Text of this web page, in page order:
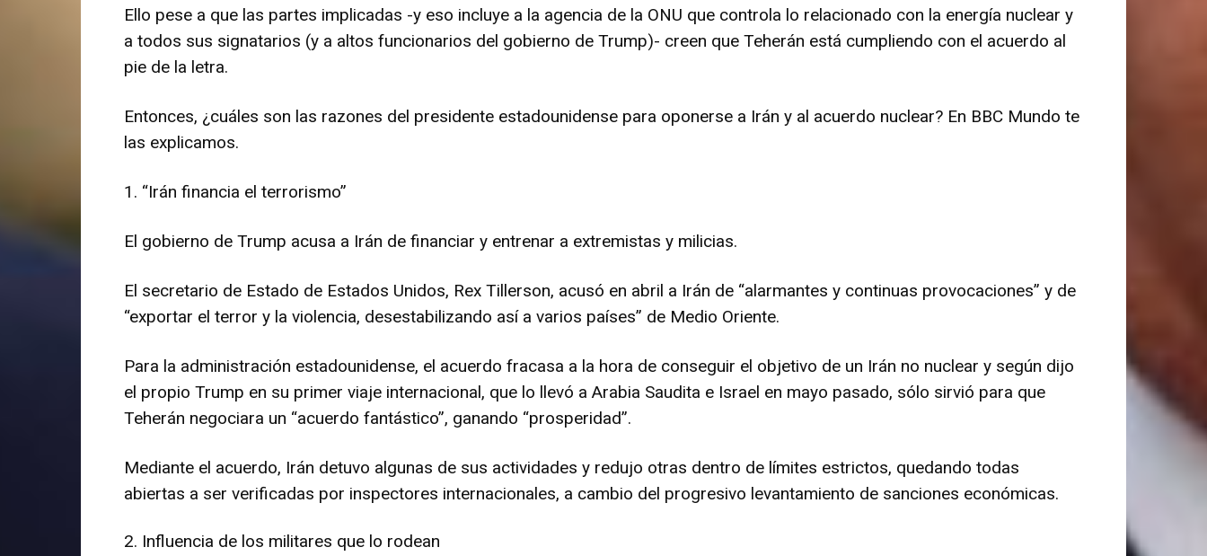
Ello pese a que las partes implicadas -y eso incluye a la agencia de la ONU que controla lo relacionado con la energía nuclear y
a todos sus signatarios (y a altos funcionarios del gobierno de Trump)- creen que Teherán está cumpliendo con el acuerdo al
pie de la letra.
Entonces, ¿cuáles son las razones del presidente estadounidense para oponerse a Irán y al acuerdo nuclear? En BBC Mundo te
las explicamos.
1. “Irán financia el terrorismo”
El gobierno de Trump acusa a Irán de financiar y entrenar a extremistas y milicias.
El secretario de Estado de Estados Unidos, Rex Tillerson, acusó en abril a Irán de “alarmantes y continuas provocaciones” y de
“exportar el terror y la violencia, desestabilizando así a varios países” de Medio Oriente.
Para la administración estadounidense, el acuerdo fracasa a la hora de conseguir el objetivo de un Irán no nuclear y según dijo
el propio Trump en su primer viaje internacional, que lo llevó a Arabia Saudita e Israel en mayo pasado, sólo sirvió para que
Teherán negociara un “acuerdo fantástico”, ganando “prosperidad”.
Mediante el acuerdo, Irán detuvo algunas de sus actividades y redujo otras dentro de límites estrictos, quedando todas
abiertas a ser verificadas por inspectores internacionales, a cambio del progresivo levantamiento de sanciones económicas.
2. Influencia de los militares que lo rodean